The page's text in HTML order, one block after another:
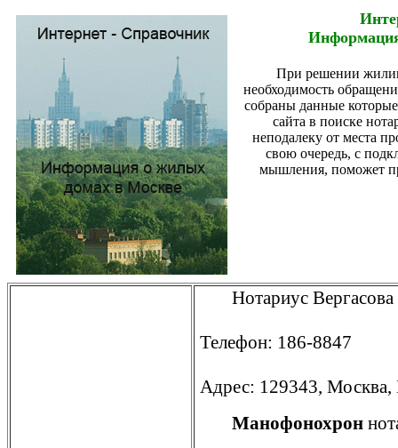
При решении
необходимость
собраны данные
сайта в поиске
неподалеку от места
свою очередь, с
мышления, поможет
Нотариус
Телефон: 186-8847
Адрес: 129343, Москва,
Манофонохрон